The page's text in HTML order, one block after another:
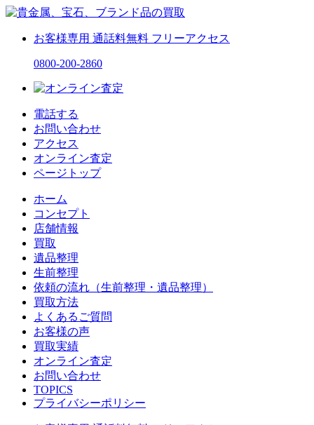
お客様専用 通話料無料 フリーアクセス
0800-200-2860
電話する
お問い合わせ
アクセス
オンライン査定
ページトップ
ホーム
コンセプト
店舗情報
買取
遺品整理
生前整理
依頼の流れ（生前整理・遺品整理）
買取方法
よくあるご質問
お客様の声
買取実績
オンライン査定
お問い合わせ
TOPICS
プライバシーポリシー